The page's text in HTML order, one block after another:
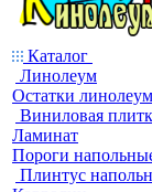
Каталог
Линолеум
Остатки
Виниловая
Ламинат
Пороги
Плинтус